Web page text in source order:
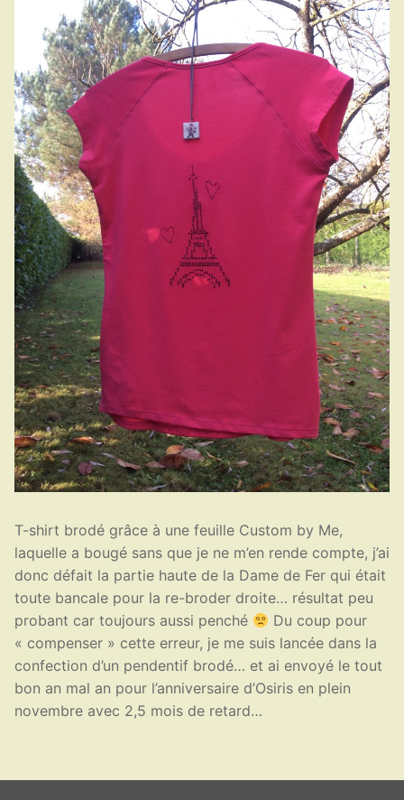
T-shirt brodé grâce à une feuille Custom by Me,
laquelle a bougé sans que je ne m’en rende compte, j’ai
donc défait la partie haute de la Dame de Fer qui était
toute bancale pour la re-broder droite… résultat peu
probant car toujours aussi penché
Du coup pour
« compenser » cette erreur, je me suis lancée dans la
confection d’un pendentif brodé… et ai envoyé le tout
bon an mal an pour l’anniversaire d’Osiris en plein
novembre avec 2,5 mois de retard…